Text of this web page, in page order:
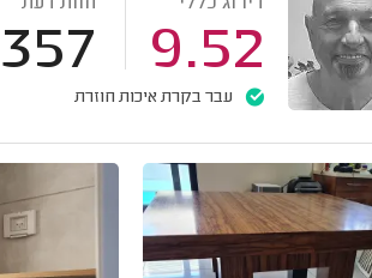
9.52
357
עבר בקרת איכות חוזרת